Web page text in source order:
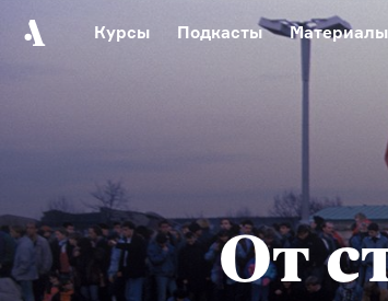
Курсы Подкасты Материалы
Автор среди нас
От